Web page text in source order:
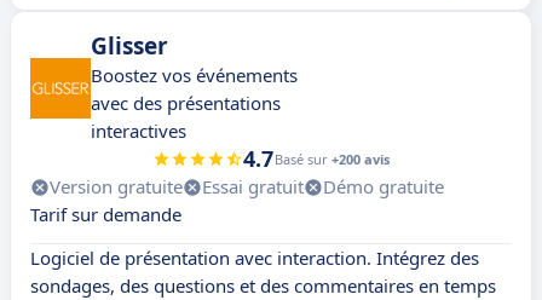
Glisser
Boostez vos événements
avec des présentations
interactives
4.7Basé sur +200 avis
Version gratuite Essai gratuit
Démo gratuite
Tarif sur demande
Logiciel de présentation avec interaction. Intégrez des
sondages, des questions et des commentaires en temps